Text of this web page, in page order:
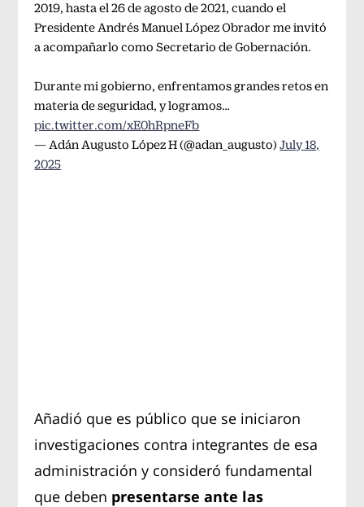
2019, hasta el 26 de agosto de 2021, cuando el
Presidente Andrés Manuel López Obrador me invitó
a acompañarlo como Secretario de Gobernación.
Durante mi gobierno, enfrentamos grandes retos en
materia de seguridad, y logramos…
pic.twitter.com/xE0hRpneFb
— Adán Augusto López H (@adan_augusto)July 18,
2025
Añadió que es público que se iniciaron
investigaciones contra integrantes de esa
administración y consideró fundamental
que deben presentarse ante las